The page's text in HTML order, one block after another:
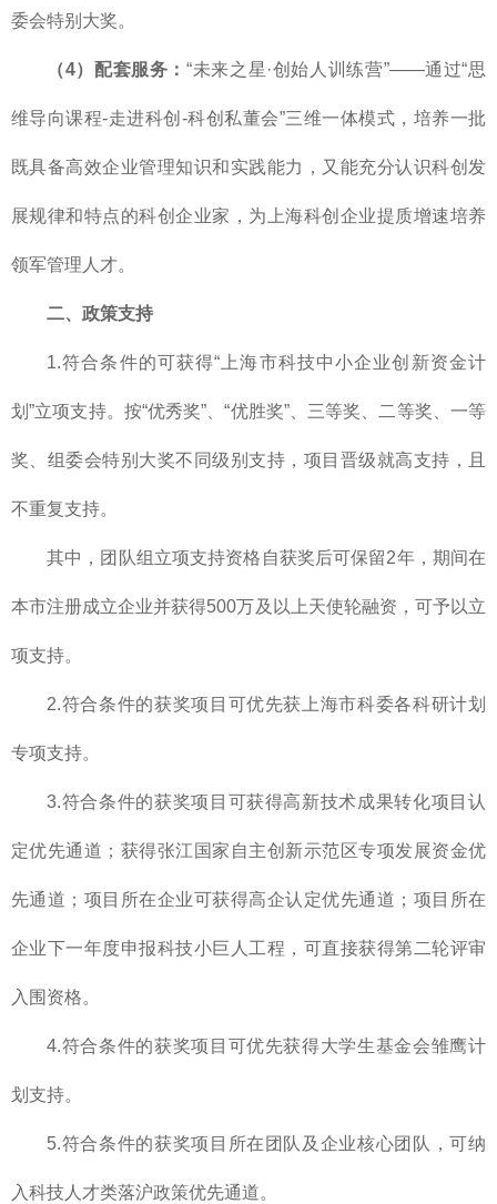
委会特别大奖。
（4）配套服务： “未来之星·创始人训练营”——通过“思
维导向课程-走进科创-科创私董会”三维一体模式，培养一批
既具备高效企业管理知识和实践能力，又能充分认识科创发
展规律和特点的科创企业家，为上海科创企业提质增速培养
领军管理人才。
二、政策支持
1.符合条件的可获得“上海市科技中小企业创新资金计
划”立项支持。按“优秀奖”、“优胜奖”、三等奖、二等奖、一等
奖、组委会特别大奖不同级别支持，项目晋级就高支持，且
不重复支持。
其中，团队组立项支持资格自获奖后可保留2年，期间在
本市注册成立企业并获得500万及以上天使轮融资，可予以立
项支持。
2.符合条件的获奖项目可优先获上海市科委各科研计划
专项支持。
3.符合条件的获奖项目可获得高新技术成果转化项目认
定优先通道；获得张江国家自主创新示范区专项发展资金优
先通道；项目所在企业可获得高企认定优先通道；项目所在
企业下一年度申报科技小巨人工程，可直接获得第二轮评审
入围资格。
4.符合条件的获奖项目可优先获得大学生基金会雏鹰计
划支持。
5.符合条件的获奖项目所在团队及企业核心团队，可纳
入科技人才类落沪政策优先通道。